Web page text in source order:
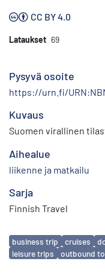
CC BY 4.0
Lataukset 69
Pysyvä osoite
https://urn.fi/
Kuvaus
Suomen virallinen
Aihealue
liikenne ja matkailu
Sarja
Finnish Travel
Avainsanat
business trip cruises
leisure trips
outbound